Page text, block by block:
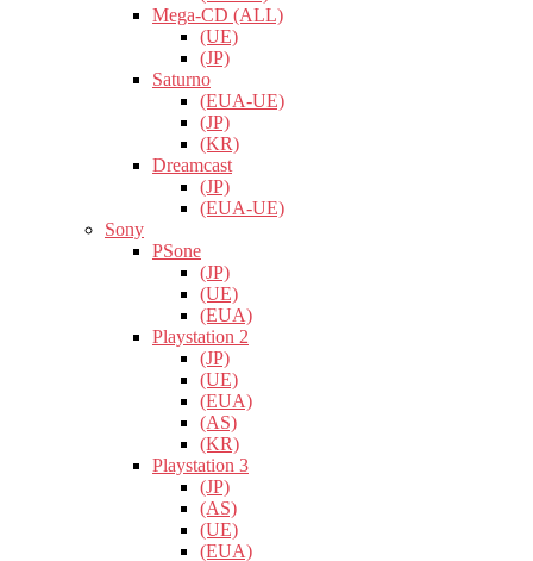
Mega-CD (ALL)
(UE)
(JP)
Saturno
(EUA-UE)
(JP)
(KR)
Dreamcast
(JP)
(EUA-UE)
Sony
PSone
(JP)
(UE)
(EUA)
Playstation 2
(JP)
(UE)
(EUA)
(AS)
(KR)
Playstation 3
(JP)
(AS)
(UE)
(EUA)